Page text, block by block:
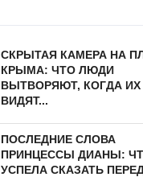
СКРЫТАЯ КАМЕРА НА
КРЫМА: ЧТО ЛЮДИ
ВЫТВОРЯЮТ, КОГДА ИХ
ВИДЯТ...
ПОСЛЕДНИЕ СЛОВА
ПРИНЦЕССЫ ДИАНЫ:
УСПЕЛА СКАЗАТЬ